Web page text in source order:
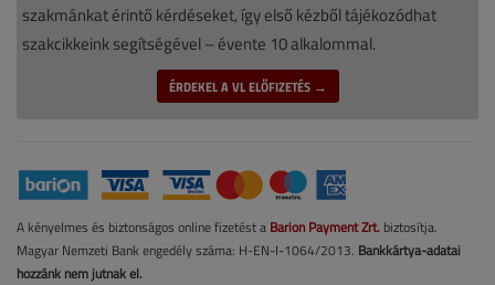
szakmánkat érintő kérdéseket, így első kézből tájékozódhat
szakcikkeink segítségével – évente 10 alkalommal.
ÉRDEKEL A VL ELŐFIZETÉS →
A kényelmes és biztonságos online fizetést a Barion Payment Zrt. biztosítja.
Magyar Nemzeti Bank engedély száma: H-EN-I-1064/2013. Bankkártya-adatai
hozzánk nem jutnak el.